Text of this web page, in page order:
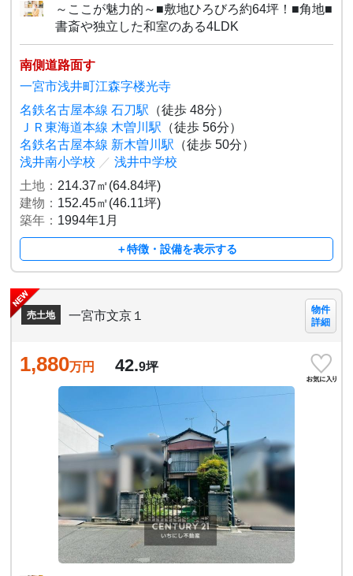
～ここが魅力的～■敷地ひろびろ約64坪！■角地■
書斎や独立した和室のある4LDK
南側道路面す
一宮市浅井町江森字楼光寺
名鉄名古屋本線 石刀駅 （徒歩 48分）
ＪＲ東海道本線 木曽川駅 （徒歩 56分）
名鉄名古屋本線 新木曽川駅 （徒歩 50分）
浅井南小学校 ／ 浅井中学校
土地： 214.37㎡(64.84坪)
建物： 152.45㎡(46.11坪)
築年： 1994年1月
＋特徴・設備を表示する
売土地 一宮市文京１
物件
詳細
1,880万円 42.9坪